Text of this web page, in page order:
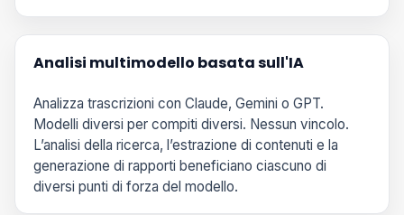
Analisi multimodello basata sull'IA
Analizza trascrizioni con Claude, Gemini o GPT.
Modelli diversi per compiti diversi. Nessun vincolo.
L’analisi della ricerca, l’estrazione di contenuti e la
generazione di rapporti beneficiano ciascuno di
diversi punti di forza del modello.